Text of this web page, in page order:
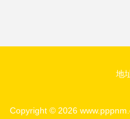
地
Copyright © 2026